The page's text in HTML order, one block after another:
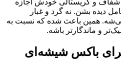
و کریستالی خودش اجازه
دیده بشن. نه گرد و غبار
همین باعث شده که نسبت به
و ماندگارتر باشه.
باکس شیشه‌ای